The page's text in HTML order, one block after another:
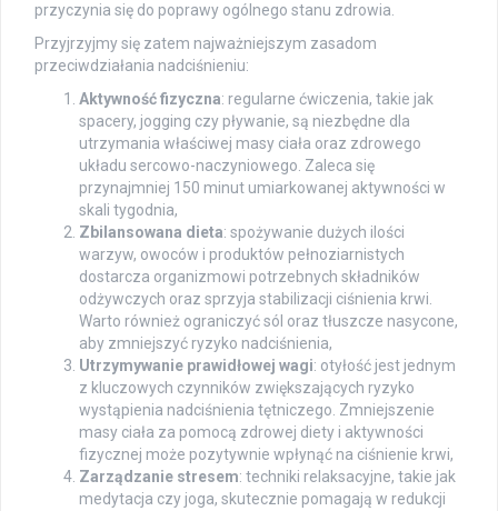
przyczynia się do poprawy ogólnego stanu zdrowia.
Przyjrzyjmy się zatem najważniejszym zasadom
przeciwdziałania nadciśnieniu:
Aktywność fizyczna: regularne ćwiczenia, takie jak
spacery, jogging czy pływanie, są niezbędne dla
utrzymania właściwej masy ciała oraz zdrowego
układu sercowo-naczyniowego. Zaleca się
przynajmniej 150 minut umiarkowanej aktywności w
skali tygodnia,
Zbilansowana dieta: spożywanie dużych ilości
warzyw, owoców i produktów pełnoziarnistych
dostarcza organizmowi potrzebnych składników
odżywczych oraz sprzyja stabilizacji ciśnienia krwi.
Warto również ograniczyć sól oraz tłuszcze nasycone,
aby zmniejszyć ryzyko nadciśnienia,
Utrzymywanie prawidłowej wagi: otyłość jest jednym
z kluczowych czynników zwiększających ryzyko
wystąpienia nadciśnienia tętniczego. Zmniejszenie
masy ciała za pomocą zdrowej diety i aktywności
fizycznej może pozytywnie wpłynąć na ciśnienie krwi,
Zarządzanie stresem: techniki relaksacyjne, takie jak
medytacja czy joga, skutecznie pomagają w redukcji